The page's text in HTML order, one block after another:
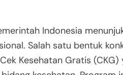
Indonesia
Salah satu bentuk
Kesehatan Gratis